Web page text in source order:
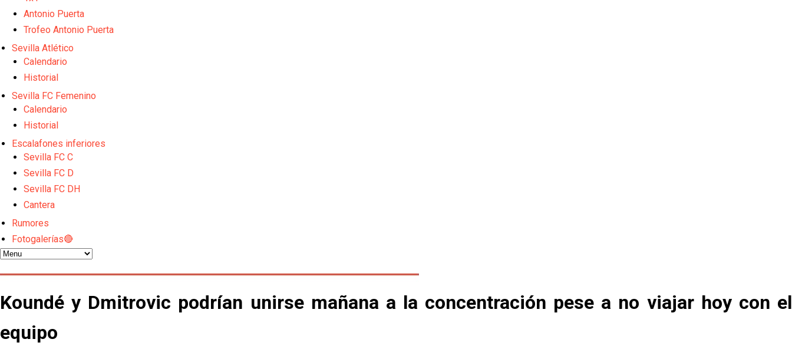
Kochorashvili, seria opción para reforzar el centro del campo sevillista
Sow muy cerca de cerrar su traspaso al Genoa
Banquillos confirmados: así queda la cantera del Sevilla Femenino para la 2026/27
Antonio Puerta
Trofeo Antonio Puerta
Sevilla Atlético
Calendario
Historial
Sevilla FC Femenino
Calendario
Historial
Escalafones inferiores
Sevilla FC C
Sevilla FC D
Sevilla FC DH
Cantera
Rumores
Fotogalerías🔴
Koundé y Dmitrovic podrían unirse mañana a la concentración pese a no viajar hoy con el
equipo